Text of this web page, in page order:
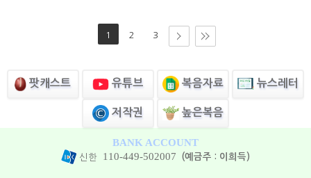
1 2 3
팟캐스트 유튜브 복음자료 뉴스레터
저작권 높은복음
BANK ACCOUNT
신한 110-449-502007 (예금주 : 이희득)